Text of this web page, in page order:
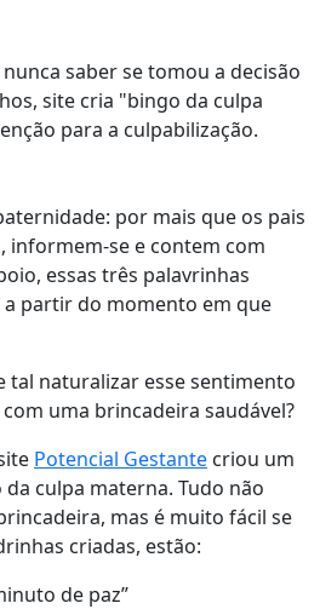
saber se tomou a decisão
site cria "bingo da culpa
para a culpabilização.
por mais que os pais
informem-se e contem com
essas três palavrinhas
partir do momento em que
tal naturalizar esse sentimento
uma brincadeira saudável?
Potencial Gestante criou um
culpa materna. Tudo não
mas é muito fácil se
criadas, estão:
de paz”